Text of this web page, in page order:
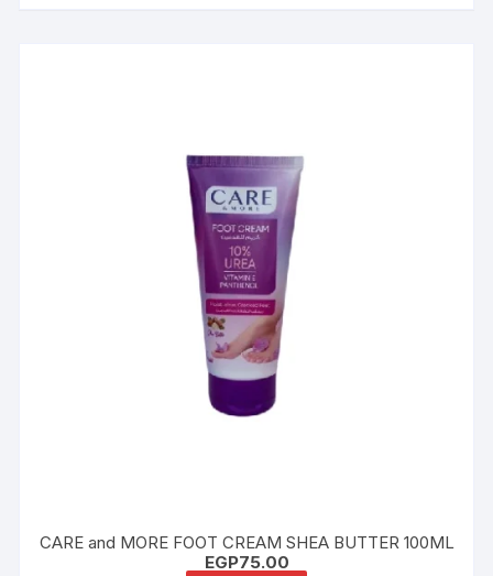
CARE and MORE FOOT CREAM SHEA BUTTER 100ML
EGP75.00